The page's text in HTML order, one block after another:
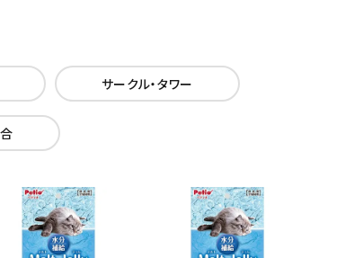
サークル・タワー